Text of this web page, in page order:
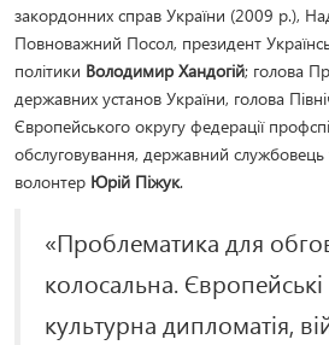
закордонних справ України (2009 р.),
Повноважний Посол, президент
політики Володимир Хандогій; голова
державних установ України, голова
Європейського округу федерації
обслуговування, державний службовець
волонтер Юрій Піжук.
«Проблематика для
колосальна. Європейські
культурна дипломатія,